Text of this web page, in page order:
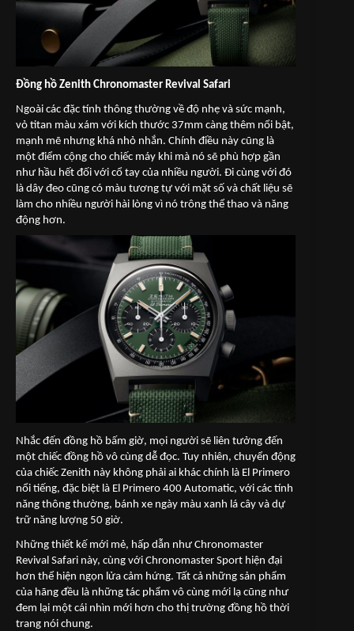
Đồng hồ Zenith Chronomaster Revival Safari
Ngoài các đặc tính thông thường về độ nhẹ và sức mạnh,
vỏ titan màu xám với kích thước 37mm càng thêm nổi bật,
mạnh mẽ nhưng khá nhỏ nhắn. Chính điều này cũng là
một điểm cộng cho chiếc máy khi mà nó sẽ phù hợp gần
như hầu hết đối với cổ tay của nhiều người. Đi cùng với đó
là dây đeo cũng có màu tương tự với mặt số và chất liệu sẽ
làm cho nhiều người hài lòng vì nó trông thể thao và năng
động hơn.
Nhắc đến đồng hồ bấm giờ, mọi người sẽ liên tưởng đến
một chiếc đồng hồ vô cùng dễ đọc. Tuy nhiên, chuyển động
của chiếc Zenith này không phải ai khác chính là El Primero
nổi tiếng, đặc biệt là El Primero 400 Automatic, với các tính
năng thông thường, bánh xe ngày màu xanh lá cây và dự
trữ năng lượng 50 giờ.
Những thiết kế mới mẻ, hấp dẫn như Chronomaster
Revival Safari này, cùng với Chronomaster Sport hiện đại
hơn thể hiện ngọn lửa cảm hứng. Tất cả những sản phẩm
của hãng đều là những tác phẩm vô cùng mới lạ cũng như
đem lại một cái nhìn mới hơn cho thị trường đồng hồ thời
trang nói chung.